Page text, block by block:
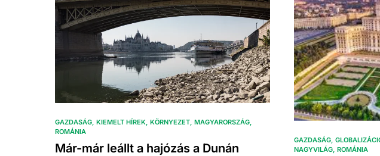
GAZDASÁG KIEMELT HÍREK KÖRNYEZET MAGYARORSZÁG
ROMÁNIA
Már-már leállt a hajózás a Dunán
GAZDASÁG
NAGYVILÁG ROMÁNIA